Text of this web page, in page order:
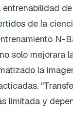
de la
solo mejorara
la
limitada y